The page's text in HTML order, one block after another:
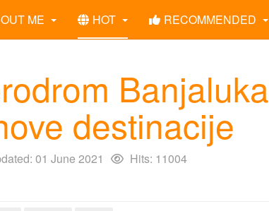
ME HOT RECOMMENDED
Banjaluka
destinacije
01 June 2021 Hits: 11004